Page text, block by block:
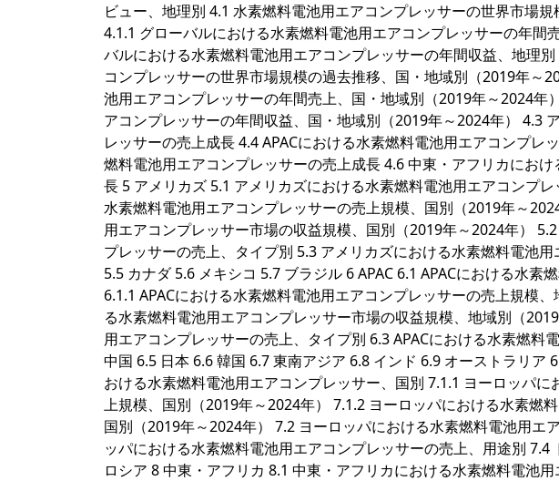
ビュー、地理別 4.1 水素燃料電池用エアコンプレッサーの世界市場
4.1.1 グローバルにおける水素燃料電池用エアコンプレッサーの年間
バルにおける水素燃料電池用エアコンプレッサーの年間収益、地理
コンプレッサーの世界市場規模の過去推移、国・地域別（2019年～
池用エアコンプレッサーの年間売上、国・地域別（2019年～2024年
アコンプレッサーの年間収益、国・地域別（2019年～2024年） 4.3
レッサーの売上成長 4.4 APACにおける水素燃料電池用エアコンプレ
燃料電池用エアコンプレッサーの売上成長 4.6 中東・アフリカにお
長 5 アメリカズ 5.1 アメリカズにおける水素燃料電池用エアコンプ
水素燃料電池用エアコンプレッサーの売上規模、国別（2019年～
用エアコンプレッサー市場の収益規模、国別（2019年～2024年）
プレッサーの売上、タイプ別 5.3 アメリカズにおける水素燃料電池
5.5 カナダ 5.6 メキシコ 5.7 ブラジル 6 APAC 6.1 APACにおける水
6.1.1 APACにおける水素燃料電池用エアコンプレッサーの売上規模
る水素燃料電池用エアコンプレッサー市場の収益規模、地域別（
用エアコンプレッサーの売上、タイプ別 6.3 APACにおける水素燃料
中国 6.5 日本 6.6 韓国 6.7 東南アジア 6.8 インド 6.9 オーストラリア
おける水素燃料電池用エアコンプレッサー、国別 7.1.1 ヨーロッパ
上規模、国別（2019年～2024年） 7.1.2 ヨーロッパにおける水素燃
国別（2019年～2024年） 7.2 ヨーロッパにおける水素燃料電池用エ
ッパにおける水素燃料電池用エアコンプレッサーの売上、用途別
ロシア 8 中東・アフリカ 8.1 中東・アフリカにおける水素燃料電池